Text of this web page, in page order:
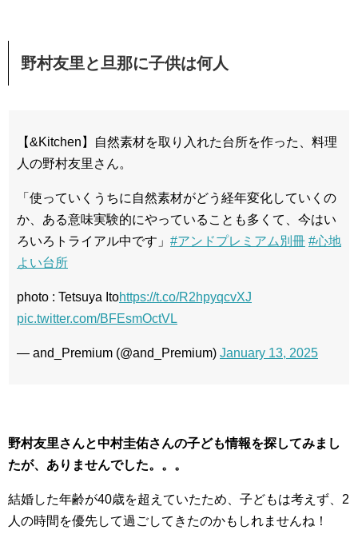
野村友里と旦那に子供は何人
【&Kitchen】自然素材を取り入れた台所を作った、料理
人の野村友里さん。
「使っていくうちに自然素材がどう経年変化していくの
か、ある意味実験的にやっていることも多くて、今はい
ろいろトライアル中です」 #アンドプレミアム別冊 #心地
よい台所
photo : Tetsuya Itohttps://t.co/R2hpyqcvXJ
pic.twitter.com/BFEsmOctVL
— and_Premium (@and_Premium) January 13, 2025
野村友里さんと中村圭佑さんの子ども情報を探してみまし
たが、ありませんでした。。。
結婚した年齢が40歳を超えていたため、子どもは考えず、2
人の時間を優先して過ごしてきたのかもしれませんね！